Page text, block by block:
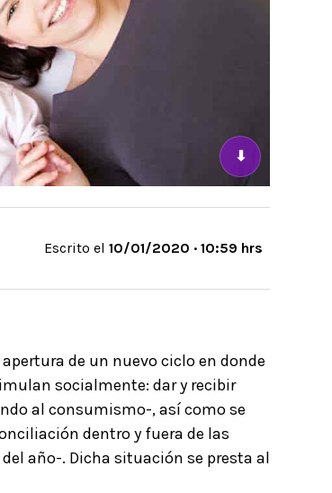
⬇
Escrito el 10/01/2020 · 10:59 hrs
de un nuevo ciclo en donde
socialmente: dar y recibir
al consumismo-, así como se
dentro y fuera de las
año-. Dicha situación se presta al